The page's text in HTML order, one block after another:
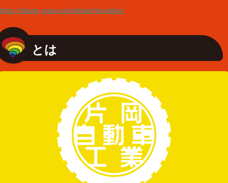
https://theater-green.com/theater/boxinbox/
とは